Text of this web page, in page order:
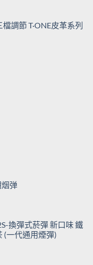
調節 T·ONE皮革系列
烟弹
換彈式菸彈 新口味 鐵
(一代通用煙彈)